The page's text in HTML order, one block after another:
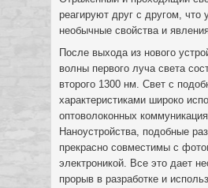
реагируют друг с другом, что
необычные свойства и
После выхода из нового
волны первого луча света
второго 1300 нм. Свет с
характеристиками широко
оптоволоконных
Наноустройства, подобные
прекрасно совместимы с
электроникой. Все это дает
прорыв в разработке и